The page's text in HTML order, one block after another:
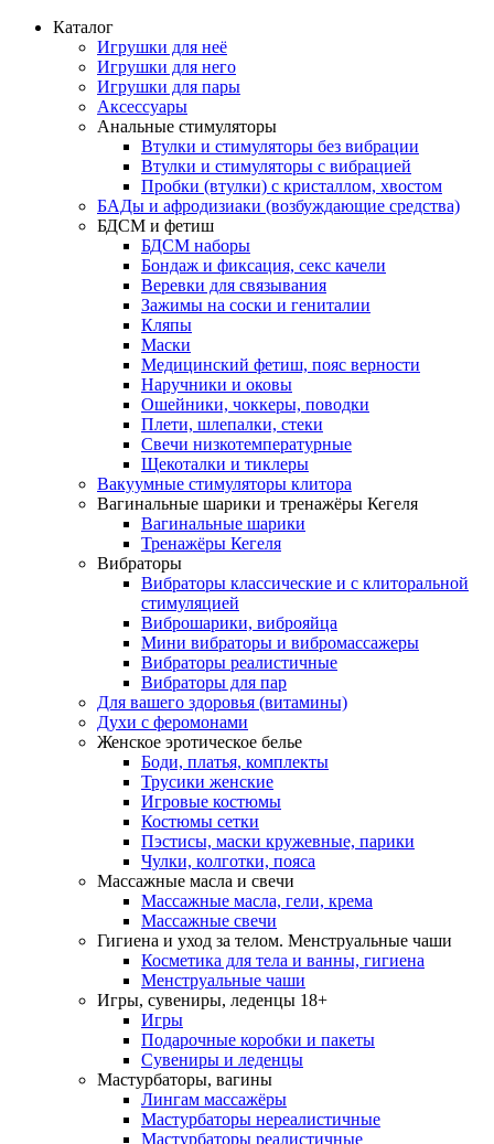
Каталог
Игрушки для неё
Игрушки для него
Игрушки для пары
Аксессуары
Анальные стимуляторы
Втулки и стимуляторы без вибрации
Втулки и стимуляторы с вибрацией
Пробки (втулки) с кристаллом, хвостом
БАДы и афродизиаки (возбуждающие средства)
БДСМ и фетиш
БДСМ наборы
Бондаж и фиксация, секс качели
Веревки для связывания
Зажимы на соски и гениталии
Кляпы
Маски
Медицинский фетиш, пояс верности
Наручники и оковы
Ошейники, чоккеры, поводки
Плети, шлепалки, стеки
Свечи низкотемпературные
Щекоталки и тиклеры
Вакуумные стимуляторы клитора
Вагинальные шарики и тренажёры Кегеля
Вагинальные шарики
Тренажёры Кегеля
Вибраторы
Вибраторы классические и с клиторальной
стимуляцией
Виброшарики, виброяйца
Мини вибраторы и вибромассажеры
Вибраторы реалистичные
Вибраторы для пар
Для вашего здоровья (витамины)
Духи с феромонами
Женское эротическое белье
Боди, платья, комплекты
Трусики женские
Игровые костюмы
Костюмы сетки
Пэстисы, маски кружевные, парики
Чулки, колготки, пояса
Массажные масла и свечи
Массажные масла, гели, крема
Массажные свечи
Гигиена и уход за телом. Менструальные чаши
Косметика для тела и ванны, гигиена
Менструальные чаши
Игры, сувениры, леденцы 18+
Игры
Подарочные коробки и пакеты
Сувениры и леденцы
Мастурбаторы, вагины
Лингам массажёры
Мастурбаторы нереалистичные
Мастурбаторы реалистичные